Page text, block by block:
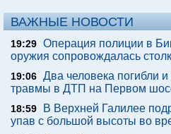
ВАЖНЫЕ НОВОСТИ
19:29 Операция полиции в
оружия сопровождалась
19:06 Два человека погибли
травмы в ДТП на Первом
18:59
В Верхней Галилее
упав с большой высоты во